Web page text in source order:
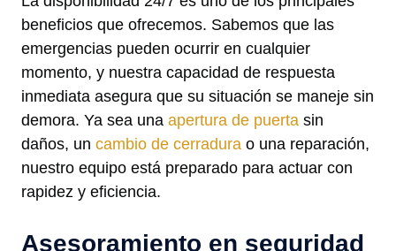
beneficios que ofrecemos. Sabemos que las
emergencias pueden ocurrir en cualquier
momento, y nuestra capacidad de respuesta
inmediata asegura que su situación se maneje sin
demora. Ya sea una apertura de puerta sin
daños, un cambio de cerradura o una reparación,
nuestro equipo está preparado para actuar con
rapidez y eficiencia.
Asesoramiento en seguridad